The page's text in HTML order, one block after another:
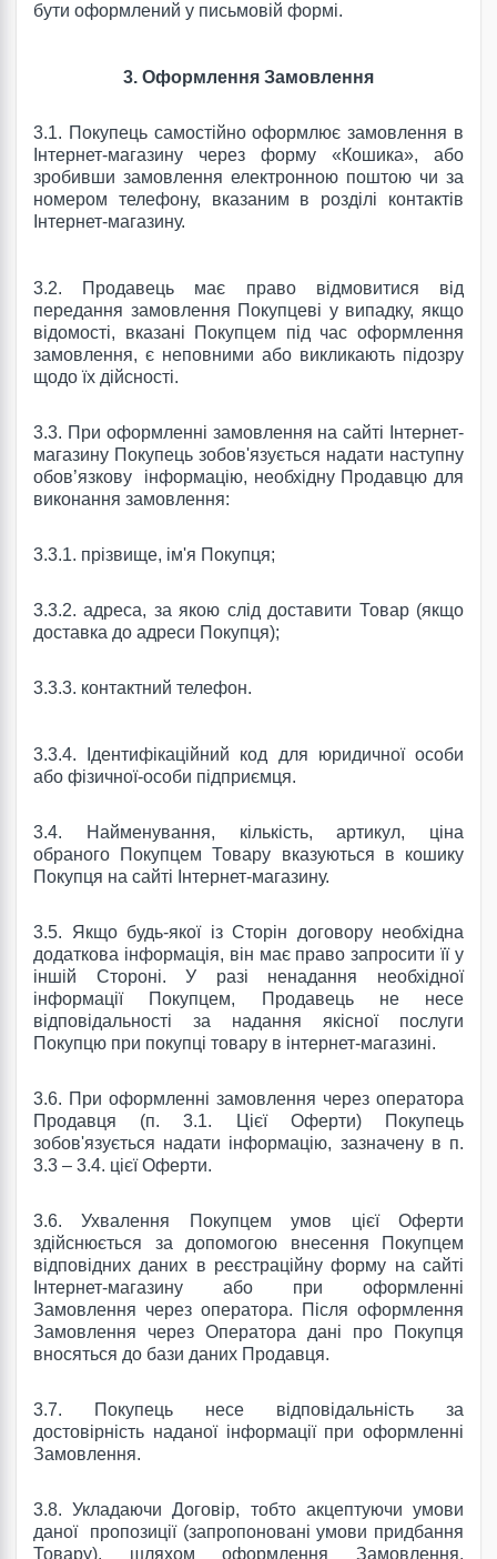
бути оформлений у письмовій формі.
3. Оформлення Замовлення
3.1. Покупець самостійно оформлює замовлення в
Інтернет-магазину через форму «Кошика», або
зробивши замовлення електронною поштою чи за
номером телефону, вказаним в розділі контактів
Інтернет-магазину.
3.2. Продавець має право відмовитися від
передання замовлення Покупцеві у випадку, якщо
відомості, вказані Покупцем під час оформлення
замовлення, є неповними або викликають підозру
щодо їх дійсності.
3.3. При оформленні замовлення на сайті
Інтернет-
магазину Покупець зобов'язується надати наступну
обов’язкову
інформацію, необхідну Продавцю для
виконання замовлення:
3.3.1. прізвище, ім'я Покупця;
3.3.2. адреса, за якою слід доставити Товар (якщо
доставка до адреси Покупця);
3.3.3. контактний телефон.
3.3.4. Ідентифікаційний код для юридичної особи
або фізичної-особи підприємця.
3.4.
Найменування, кількість, артикул, ціна
обраного Покупцем Товару вказуються в кошику
Покупця на сайті Інтернет-магазину.
3.5.
Якщо будь-якої із Сторін договору необхідна
додаткова інформація, він має право запросити її у
іншій Стороні.
У разі ненадання необхідної
інформації Покупцем, Продавець не несе
відповідальності за надання якісної послуги
Покупцю при покупці товару в інтернет-магазині.
3.6. При оформленні замовлення через оператора
Продавця (п. 3.1. Цієї Оферти) Покупець
зобов'язується надати інформацію, зазначену в п.
3.3 – 3.4. цієї Оферти.
3.6.
Ухвалення Покупцем умов цієї Оферти
здійснюється за допомогою внесення Покупцем
відповідних даних в реєстраційну форму на сайті
Інтернет-магазину
або при оформленні
Замовлення через оператора.
Після оформлення
Замовлення через Оператора дані про Покупця
вносяться до бази даних Продавця.
3.7.
Покупець несе відповідальність за
достовірність наданої інформації при оформленні
Замовлення.
3.8. Укладаючи Договір, тобто акцептуючи умови
даної
пропозиції (запропоновані умови придбання
Товару), шляхом оформлення Замовлення,